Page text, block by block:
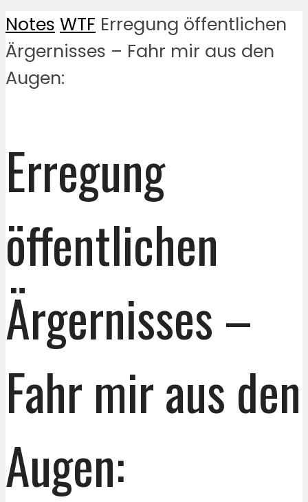
Notes WTF Erregung öffentlichen
Ärgernisses – Fahr mir aus den
Augen:
Erregung
öffentlichen
Ärgernisses –
Fahr mir aus den
Augen: